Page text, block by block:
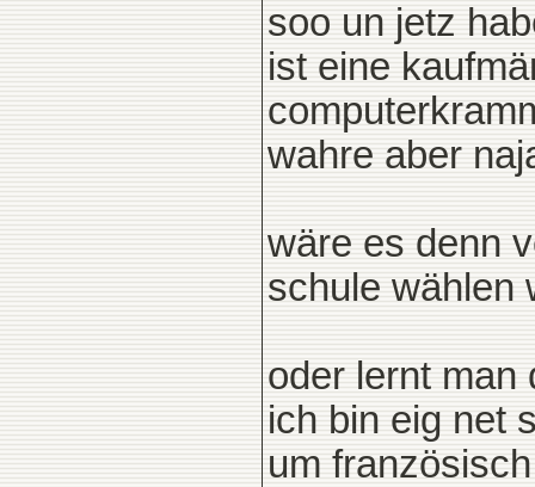
soo un jetz
ist eine
wahre aber
wäre es denn
schule wählen
oder lernt man
ich bin eig net
um